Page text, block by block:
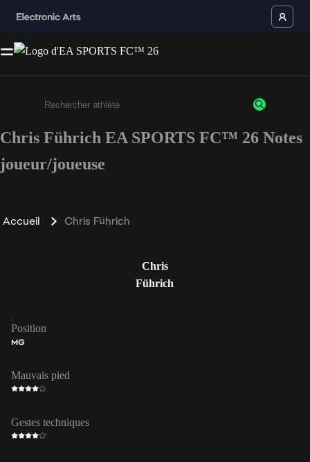
Saisissez au moins 3 caractères ou chiffres.
Chris Führich EA SPORTS FC™ 26 Notes
joueur/joueuse
Accueil Chris Führich
Chris
Führich
Position
MG
Mauvais pied
Gestes techniques